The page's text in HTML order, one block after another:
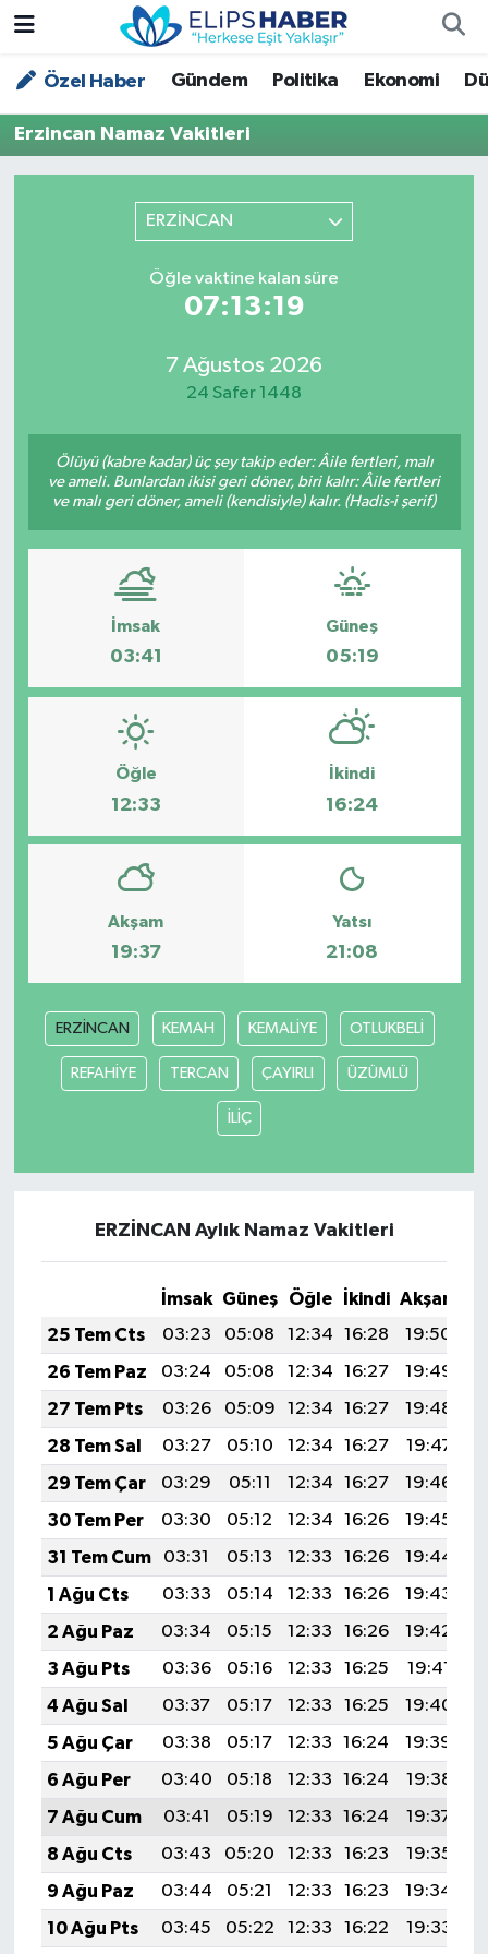
Özel Haber Gündem Politika Ekonomi
Erzincan Namaz Vakitleri
ERZİNCAN
Öğle vaktine kalan süre
07:13:18
7 Ağustos 2026
24 Safer 1448
Ölüyü (kabre kadar) üç şey takip eder: Âile fertleri, malı
ve ameli. Bunlardan ikisi geri döner, biri kalır: Âile fertleri
ve malı geri döner, ameli (kendisiyle) kalır. (Hadis-i şerif)
İmsak
03:41
Güneş
05:19
Öğle
12:33
İkindi
16:24
Akşam
19:37
Yatsı
21:08
ERZİNCAN KEMAH KEMALİYE OTLUKBELİ
REFAHİYE TERCAN ÇAYIRLI ÜZÜMLÜ
İLİÇ
ERZİNCAN Aylık Namaz Vakitleri
İmsak Güneş Öğle İkindi Akşam
25 Tem Cts
03:23 05:08 12:34 16:28 19:50
26 Tem Paz
03:24 05:08 12:34 16:27 19:49
27 Tem Pts
03:26 05:09 12:34 16:27 19:48
28 Tem Sal
03:27 05:10 12:34 16:27 19:47
29 Tem Çar
03:29 05:11 12:34 16:27 19:46
30 Tem Per
03:30 05:12 12:34 16:26 19:45
31 Tem Cum
03:31 05:13 12:33 16:26 19:44
1 Ağu Cts
03:33 05:14 12:33 16:26 19:43
2 Ağu Paz
03:34 05:15 12:33 16:26 19:42
3 Ağu Pts
03:36 05:16 12:33 16:25 19:41
4 Ağu Sal
03:37 05:17 12:33 16:25 19:40
5 Ağu Çar
03:38 05:17 12:33 16:24 19:39
6 Ağu Per
03:40 05:18 12:33 16:24 19:38
7 Ağu Cum
03:41 05:19 12:33 16:24 19:37
8 Ağu Cts
03:43 05:20 12:33 16:23 19:35
9 Ağu Paz
03:44 05:21 12:33 16:23 19:34
10 Ağu Pts
03:45 05:22 12:33 16:22 19:33
Özel Haber
Akademi
Magazin
Politika
Yaşam
Çalışma Hayatı
Kadın
2024 Seçim Sonuçları
Nöbetçi Eczaneler
Hava Durumu
Tüm Manşetler
Son Dakika Haberleri